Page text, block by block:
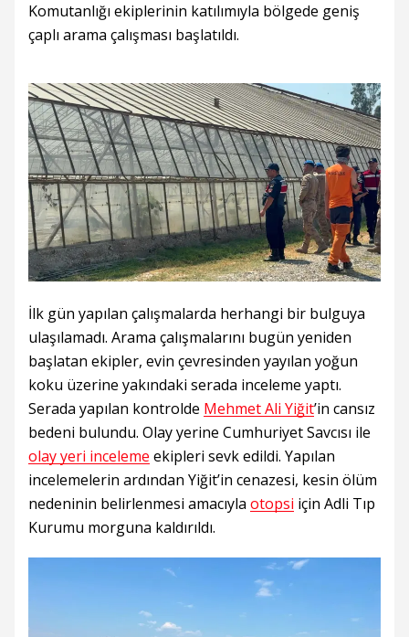
Komutanlığı ekiplerinin katılımıyla bölgede geniş
çaplı arama çalışması başlatıldı.
İlk gün yapılan çalışmalarda herhangi bir bulguya
ulaşılamadı. Arama çalışmalarını bugün yeniden
başlatan ekipler, evin çevresinden yayılan yoğun
koku üzerine yakındaki serada inceleme yaptı.
Serada yapılan kontrolde Mehmet Ali Yiğit’in cansız
bedeni bulundu. Olay yerine Cumhuriyet Savcısı ile
olay yeri inceleme ekipleri sevk edildi. Yapılan
incelemelerin ardından Yiğit’in cenazesi, kesin ölüm
nedeninin belirlenmesi amacıyla otopsi için Adli Tıp
Kurumu morguna kaldırıldı.